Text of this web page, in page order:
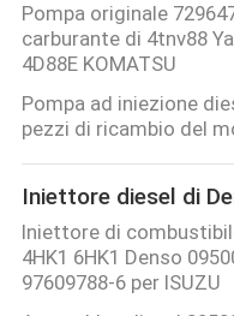
Pompa originale
carburante di 4tnv88
4D88E KOMATSU
Pompa ad iniezione
pezzi di ricambio del
Iniettore diesel di
Iniettore di
4HK1 6HK1 Denso
97609788-6 per ISUZU